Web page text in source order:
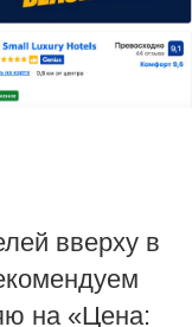
вверху в
на «Цена: